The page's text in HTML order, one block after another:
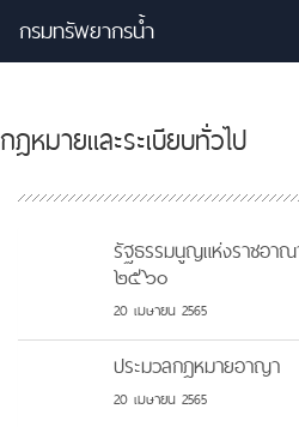
กรมทรัพยากรน้ำ
กฎหมายและระเบียบทั่วไป
รัฐธรรมนูญแห่งราชอา
๒๕๖๐
20 เมษายน 2565
ประมวลกฎหมายอาญา
20 เมษายน 2565